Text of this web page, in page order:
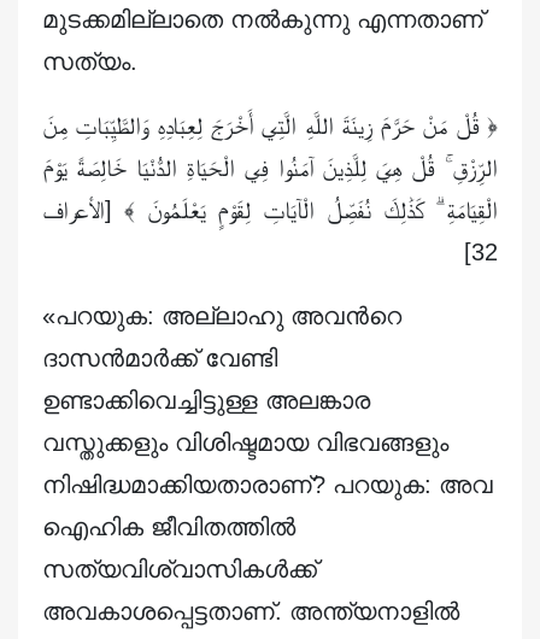
മുടക്കമില്ലാതെ നൽകുന്നു എന്നതാണ്
സത്യം.
﴿ قُلْ مَنْ حَرَّمَ زِينَةَ اللَّهِ الَّتِي أَخْرَجَ لِعِبَادِهِ وَالطَّيِّبَاتِ مِنَ
الرِّزْقِ ۚ قُلْ هِيَ لِلَّذِينَ آمَنُوا فِي الْحَيَاةِ الدُّنْيَا خَالِصَةً يَوْمَ
الْقِيَامَةِ ۗ كَذَٰلِكَ نُفَصِّلُ الْآيَاتِ لِقَوْمٍ يَعْلَمُونَ ﴾ [الأعراف
32]
«പറയുക: അല്ലാഹു അവന്‍റെ
ദാസന്‍മാര്‍ക്ക് വേണ്ടി
ഉണ്ടാക്കിവെച്ചിട്ടുള്ള അലങ്കാര
വസ്തുക്കളും വിശിഷ്ടമായ വിഭവങ്ങളും
നിഷിദ്ധമാക്കിയതാരാണ്‌? പറയുക: അവ
ഐഹിക ജീവിതത്തില്‍
സത്യവിശ്വാസികള്‍ക്ക്
അവകാശപ്പെട്ടതാണ്‌. അന്ത്യനാളില്‍